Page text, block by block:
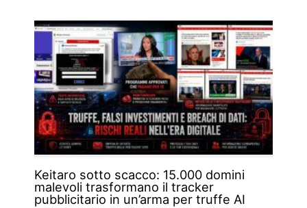
Keitaro sotto scacco: 15.000 domini
malevoli trasformano il tracker
pubblicitario in un’arma per truffe AI